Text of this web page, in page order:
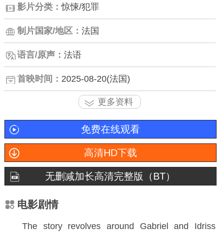
影片分类：惊悚/犯罪
制片国家/地区： 法国
语言/原声： 法语
首映时间： 2025-08-20(法国)
更多资料
免费在线观看
高清HD下载
无删减加长高清完整版（BT）
电影剧情
The story revolves around Gabriel and Idriss